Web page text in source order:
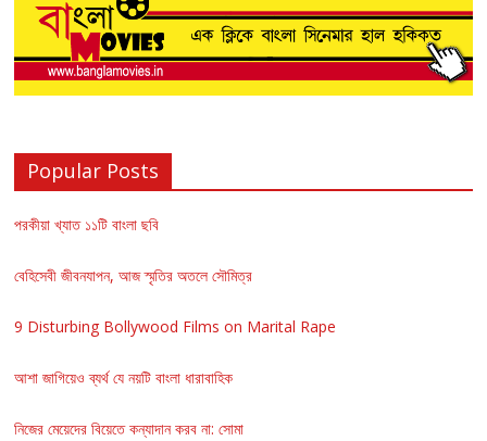
Popular Posts
পরকীয়া খ্যাত ১১টি বাংলা ছবি
বেহিসেবী জীবনযাপন, আজ স্মৃতির অতলে সৌমিত্র
9 Disturbing Bollywood Films on Marital Rape
আশা জাগিয়েও ব্যর্থ যে নয়টি বাংলা ধারাবাহিক
নিজের মেয়েদের বিয়েতে কন্যাদান করব না: সোমা